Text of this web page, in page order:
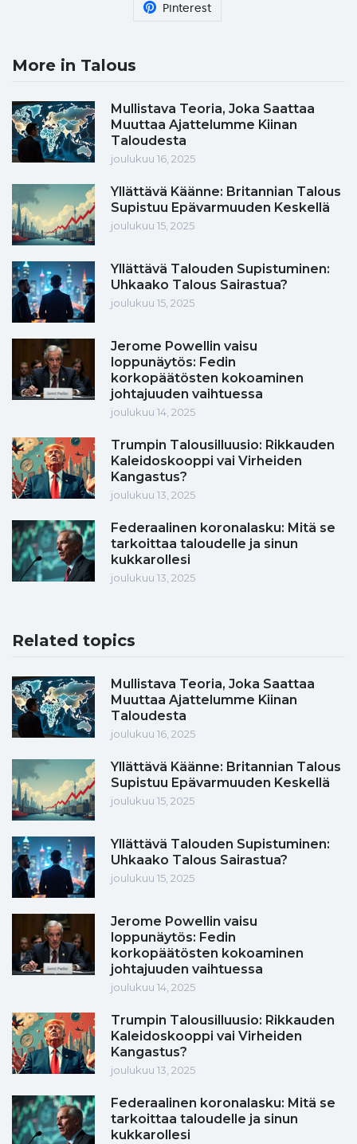
Pinterest
More in Talous
Mullistava Teoria, Joka Saattaa
Muuttaa Ajattelumme Kiinan
Taloudesta
joulukuu 16, 2025
Yllättävä Käänne: Britannian Talous
Supistuu Epävarmuuden Keskellä
joulukuu 15, 2025
Yllättävä Talouden Supistuminen:
Uhkaako Talous Sairastua?
joulukuu 15, 2025
Jerome Powellin vaisu
loppunäytös: Fedin
korkopäätösten kokoaminen
johtajuuden vaihtuessa
joulukuu 14, 2025
Trumpin Talousilluusio: Rikkauden
Kaleidoskooppi vai Virheiden
Kangastus?
joulukuu 13, 2025
Federaalinen koronalasku: Mitä se
tarkoittaa taloudelle ja sinun
kukkarollesi
joulukuu 13, 2025
Related topics
Mullistava Teoria, Joka Saattaa
Muuttaa Ajattelumme Kiinan
Taloudesta
joulukuu 16, 2025
Yllättävä Käänne: Britannian Talous
Supistuu Epävarmuuden Keskellä
joulukuu 15, 2025
Yllättävä Talouden Supistuminen:
Uhkaako Talous Sairastua?
joulukuu 15, 2025
Jerome Powellin vaisu
loppunäytös: Fedin
korkopäätösten kokoaminen
johtajuuden vaihtuessa
joulukuu 14, 2025
Trumpin Talousilluusio: Rikkauden
Kaleidoskooppi vai Virheiden
Kangastus?
joulukuu 13, 2025
Federaalinen koronalasku: Mitä se
tarkoittaa taloudelle ja sinun
kukkarollesi